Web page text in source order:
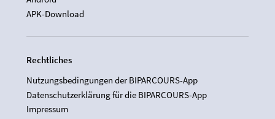
APK-Download
Rechtliches
Nutzungsbedingungen der BIPARCOURS-App
Datenschutzerklärung für die BIPARCOURS-App
Impressum